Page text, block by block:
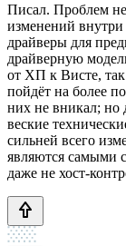
Писал. Проблем
изменений
драйверы для
драйверную
от ХП к Висте,
пойдёт на более
них не вникал; но
веские
сильней всего
являются самыми
даже не хост-